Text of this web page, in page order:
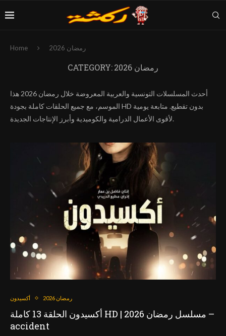
Home رمضان 2026
CATEGORY: رمضان 2026
أحدث المسلسلات التونسية والعربية المعروضة خلال رمضان 2026 هذا
الموسم، مع جميع الحلقات كاملة بجودة HD بدون تقطيع. متابعة يومية
لأقوى الأعمال الدرامية والكوميدية وأبرز الإنتاجات الجديدة.
أكسيدون رمضان 2026
أكسيدون الحلقة 13 كاملة HD | مسلسل رمضان 2026 –
accident